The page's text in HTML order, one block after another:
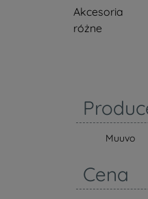
Akcesoria
różne
Muuvo
Cena